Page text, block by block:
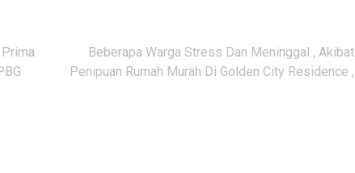
Beberapa Warga Stress Dan Meninggal , Akibat
Penipuan Rumah Murah Di Golden City Residence ,